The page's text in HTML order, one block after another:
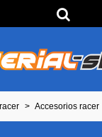
> Accesorios racer